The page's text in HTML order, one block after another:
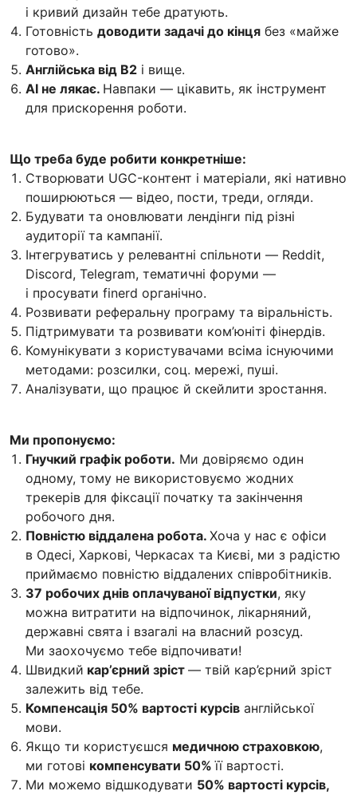
і кривий дизайн тебе дратують.
Готовність доводити задачі до кінця без «майже
готово».
Англійська від B2 і вище.
АІ не лякає. Навпаки — цікавить, як інструмент
для прискорення роботи.
Що треба буде робити конкретніше:
Створювати UGC-контент і матеріали, які нативно
поширюються — відео, пости, треди, огляди.
Будувати та оновлювати лендінги під різні
аудиторії та кампанії.
Інтегруватись у релевантні спільноти — Reddit,
Discord, Telegram, тематичні форуми —
і просувати finerd органічно.
Розвивати реферальну програму та віральність.
Підтримувати та розвивати ком’юніті фінердів.
Комунікувати з користувачами всіма існуючими
методами: розсилки, соц. мережі, пуші.
Аналізувати, що працює й скейлити зростання.
Ми пропонуємо:
Гнучкий графік роботи. Ми довіряємо один
одному, тому не використовуємо жодних
трекерів для фіксації початку та закінчення
робочого дня.
Повністю віддалена робота. Хоча у нас є офіси
в Одесі, Харкові, Черкасах та Києві, ми з радістю
приймаємо повністю віддалених співробітників.
37 робочих днів оплачуваної відпустки, яку
можна витратити на відпочинок, лікарняний,
державні свята і взагалі на власний розсуд.
Ми заохочуємо тебе відпочивати!
Швидкий кар’єрний зріст — твій кар’єрний зріст
залежить від тебе.
Компенсація 50% вартості курсів англійської
мови.
Якщо ти користуєшся медичною страховкою,
ми готові компенсувати 50%її вартості.
Ми можемо відшкодувати 50% вартості курсів,